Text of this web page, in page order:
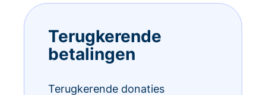
Terugkerende
betalingen
Terugkerende donaties